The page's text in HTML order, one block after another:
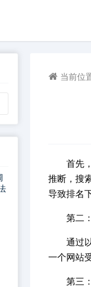
当前位
首先
推断，搜
导致排名
第二
通过
一个网站
第三